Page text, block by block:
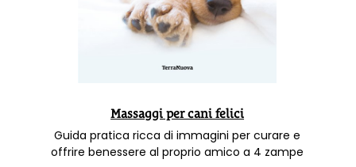
Massaggi per cani felici
Guida pratica ricca di immagini per curare e
offrire benessere al proprio amico a 4 zampe